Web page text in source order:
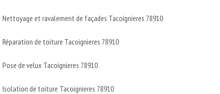
Nettoyage et ravalement de façades Tacoignieres 78910
Réparation de toiture Tacoignieres 78910
Pose de velux Tacoignieres 78910
Isolation de toiture Tacoignieres 78910